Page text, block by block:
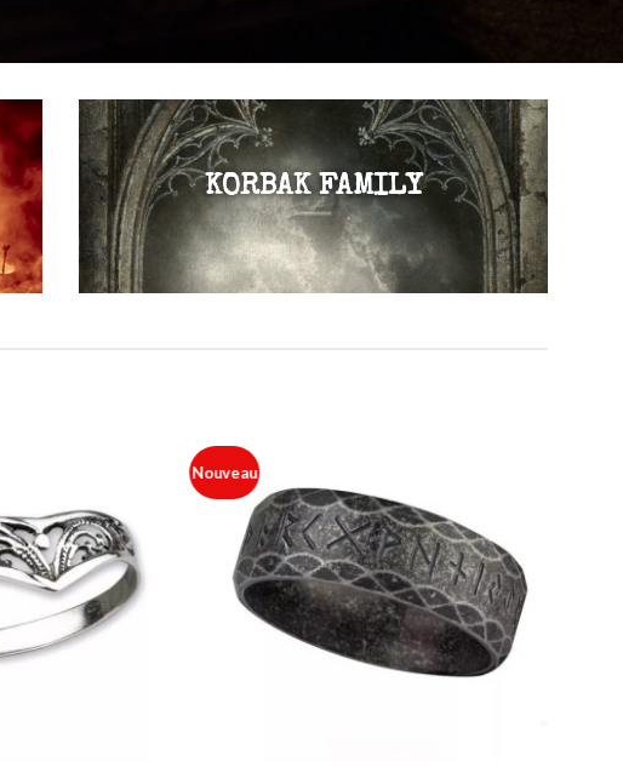
KORBAK FAMILY
Nouveau